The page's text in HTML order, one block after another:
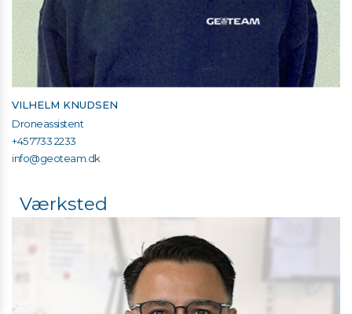
VILHELM KNUDSEN
Droneassistent
+45 7733 2233
info@geoteam.dk
Værksted